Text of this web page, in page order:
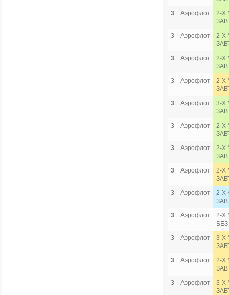
3
Аэрофлот
2-Х
3
Аэрофлот
2-Х
3
Аэрофлот
2-Х
3
Аэрофлот
2-Х
3
Аэрофлот
3-Х
3
Аэрофлот
2-Х
3
Аэрофлот
2-Х
3
Аэрофлот
2-Х
3
Аэрофлот
2-Х
3
Аэрофлот
2-Х
3
Аэрофлот
3-Х
3
Аэрофлот
2-Х
3
Аэрофлот
3-Х